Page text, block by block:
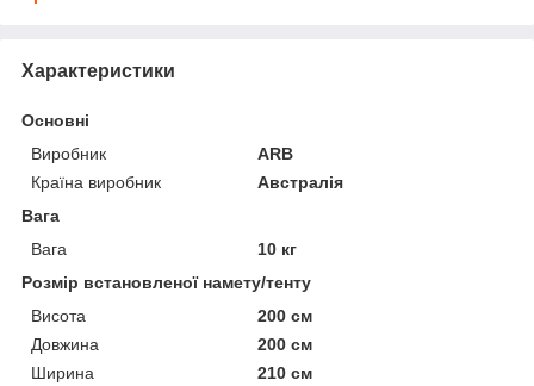
Характеристики
Основні
Виробник
ARB
Країна виробник
Австралія
Вага
Вага
10 кг
Розмір встановленої намету/тенту
Висота
200 см
Довжина
200 см
Ширина
210 см